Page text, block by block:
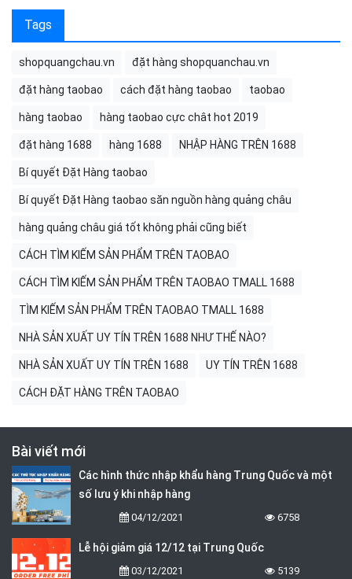
Tags
shopquangchau.vn đặt hàng shopquanchau.vn
đặt hàng taobao cách đặt hàng taobao taobao
hàng taobao hàng taobao cực chât hot 2019
đặt hàng 1688 hàng 1688 NHẬP HÀNG TRÊN 1688
Bí quyết Đặt Hàng taobao
Bí quyết Đặt Hàng taobao săn nguồn hàng quảng châu
hàng quảng châu giá tốt không phải cũng biết
CÁCH TÌM KIẾM SẢN PHẨM TRÊN TAOBAO
CÁCH TÌM KIẾM SẢN PHẨM TRÊN TAOBAO TMALL 1688
TÌM KIẾM SẢN PHẨM TRÊN TAOBAO TMALL 1688
NHÀ SẢN XUẤT UY TÍN TRÊN 1688 NHƯ THẾ NÀO?
NHÀ SẢN XUẤT UY TÍN TRÊN 1688 UY TÍN TRÊN 1688
CÁCH ĐẶT HÀNG TRÊN TAOBAO
Bài viết mới
Các hình thức nhập khẩu hàng Trung Quốc và một
số lưu ý khi nhập hàng
04/12/2021 6758
Lễ hội giảm giá 12/12 tại Trung Quốc
03/12/2021 5139